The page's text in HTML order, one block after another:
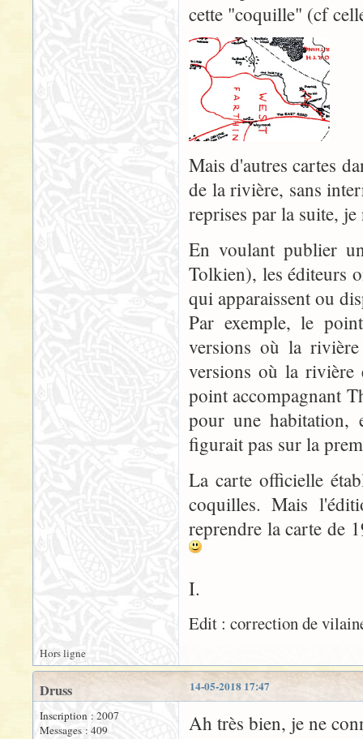
cette "coquille" (cf
Mais d'autres cartes
de la rivière, sans
reprises par la suite,
En voulant publier
Tolkien), les éditeurs
qui apparaissent ou
Par exemple, le
versions où la
versions où la rivière
point accompagnant
pour une habitation,
figurait pas sur la
La carte officielle
coquilles. Mais
reprendre la carte de
I.
Edit : correction de
Hors ligne
14-05-2018 17:47
Druss
Inscription : 2007
Messages : 409
Ah très bien, je ne